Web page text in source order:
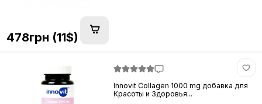
478грн (11$)
Innovit Collagen 1000 mg добавка для
Красоты и Здоровья...